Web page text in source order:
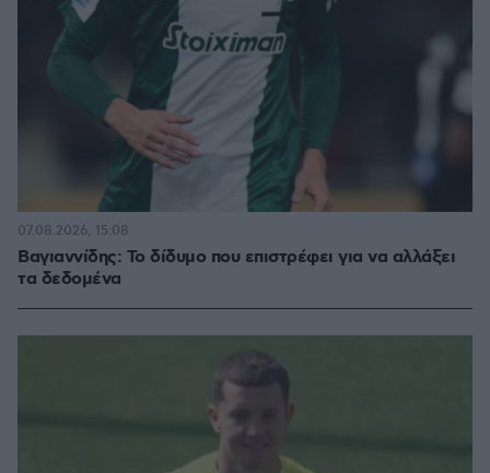
Βαγιαννίδης: Το δίδυμο που επιστρέφει για να αλλάξει
τα δεδομένα
07.08.2026, 15:08